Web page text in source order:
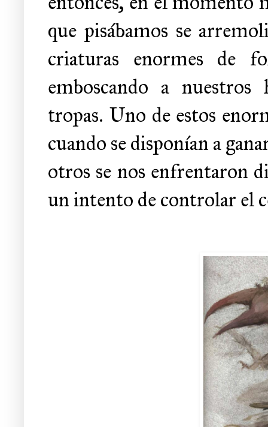
que pisábamos se
criaturas enormes de
emboscando a nuestros
tropas. Uno de estos
cuando se disponían a
otros se nos enfrentaron
un intento de controlar el